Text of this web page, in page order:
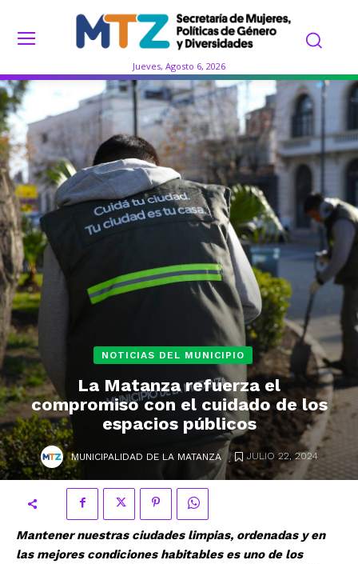
Jueves, Agosto 6, 2026
NOTICIAS DEL MUNICIPIO
La Matanza refuerza el
compromiso con el cuidado de los
espacios públicos
MUNICIPALIDAD DE LA MATANZA . JULIO 22, 2024
Mantener nuestras ciudades limpias, ordenadas y en
las mejores condiciones habitables es uno de los